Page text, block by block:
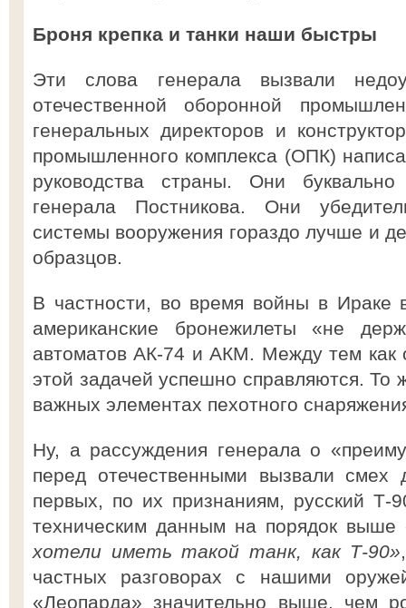
Броня крепка и танки наши быстры
Эти слова генерала вызвали
отечественной оборонной
генеральных директоров и
промышленного комплекса (ОПК)
руководства страны. Они
генерала Постникова. Они
системы вооружения гораздо лучше и
образцов.
В частности, во время войны в Ираке
американские бронежилеты «не
автоматов АК-74 и АКМ. Между тем как
этой задачей успешно справляются. То
важных элементах пехотного
Ну, а рассуждения генерала о
перед отечественными вызвали
первых, по их признаниям, русский
техническим данным на порядок выше
хотели иметь такой танк, как Т-90»
частных разговорах с нашими
«Леопарда» значительно выше, чем